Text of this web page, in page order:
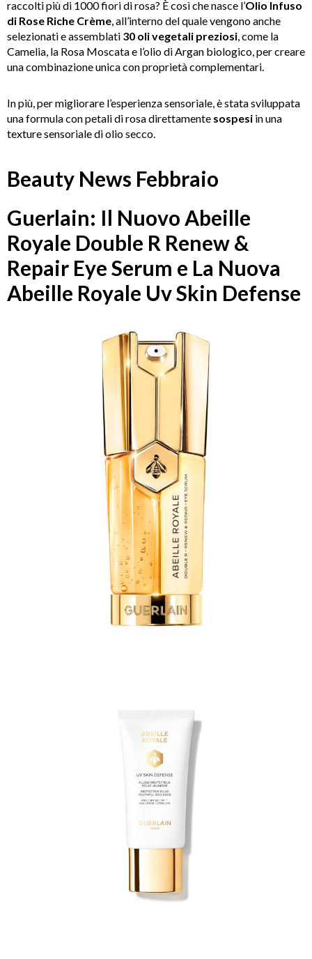
raccolti più di 1000 fiori di rosa? È così che nasce l’Olio Infuso
di Rose Riche Crème, all’interno del quale vengono anche
selezionati e assemblati 30 oli vegetali preziosi, come la
Camelia, la Rosa Moscata e l’olio di Argan biologico, per creare
una combinazione unica con proprietà complementari.
In più, per migliorare l’esperienza sensoriale, è stata sviluppata
una formula con petali di rosa direttamente sospesi in una
texture sensoriale di olio secco.
Beauty News Febbraio
Guerlain: Il Nuovo Abeille
Royale Double R Renew &
Repair Eye Serum e La Nuova
Abeille Royale Uv Skin Defense